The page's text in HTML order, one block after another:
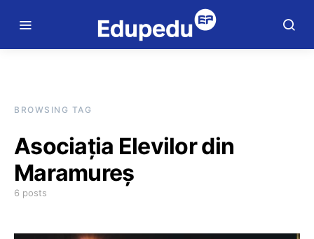
BROWSING TAG
Asociația Elevilor din
Maramureș
6 posts